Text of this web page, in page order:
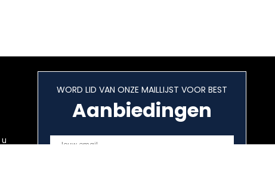
WORD LID VAN ONZE MAILLIJST VOOR BEST
Aanbiedingen